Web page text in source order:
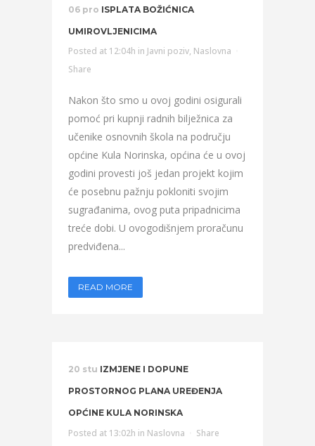
06 pro ISPLATA BOŽIĆNICA
UMIROVLJENICIMA
Posted at 12:04h in Javni poziv, Naslovna
Share
Nakon što smo u ovoj godini osigurali
pomoć pri kupnji radnih bilježnica za
učenike osnovnih škola na području
općine Kula Norinska, općina će u ovoj
godini provesti još jedan projekt kojim
će posebnu pažnju pokloniti svojim
sugrađanima, ovog puta pripadnicima
treće dobi. U ovogodišnjem proračunu
predviđena...
READ MORE
20 stu IZMJENE I DOPUNE
PROSTORNOG PLANA UREĐENJA
OPĆINE KULA NORINSKA
Posted at 13:02h in Naslovna Share